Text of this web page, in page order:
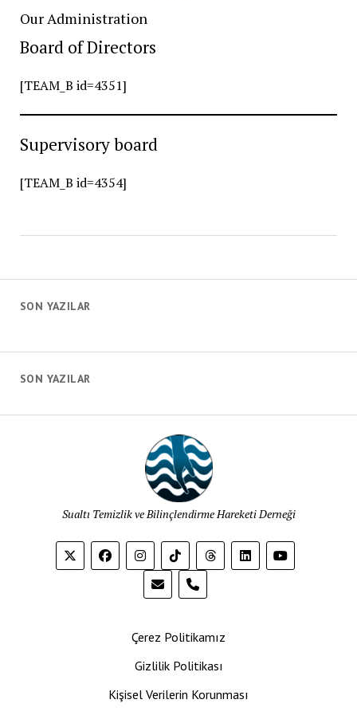
SON YAZILAR
Our Administration
Board of Directors
[TEAM_B id=4351]
Supervisory board
[TEAM_B id=4354]
SON YAZILAR
Sualtı Temizlik ve Bilinçlendirme Hareketi Derneği
Çerez Politikamız
Gizlilik Politikası
Kişisel Verilerin Korunması